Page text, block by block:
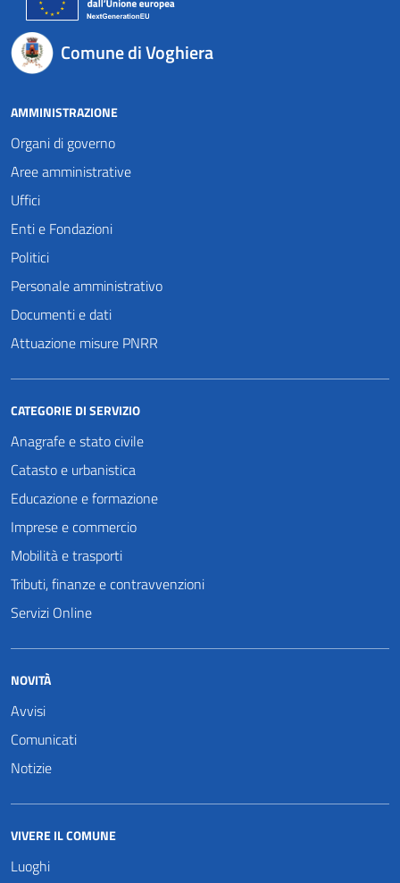
Comune di Voghiera
AMMINISTRAZIONE
Organi di governo
Aree amministrative
Uffici
Enti e Fondazioni
Politici
Personale amministrativo
Documenti e dati
Attuazione misure PNRR
CATEGORIE DI SERVIZIO
Anagrafe e stato civile
Catasto e urbanistica
Educazione e formazione
Imprese e commercio
Mobilità e trasporti
Tributi, finanze e contravvenzioni
Servizi Online
NOVITÀ
Avvisi
Comunicati
Notizie
VIVERE IL COMUNE
Luoghi